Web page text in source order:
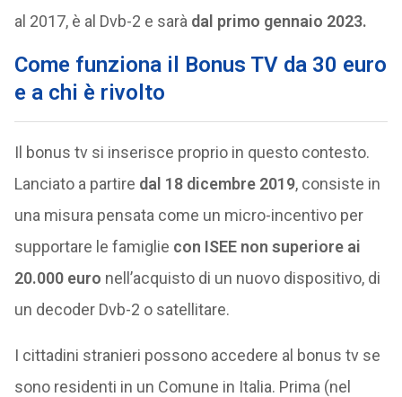
al 2017, è al Dvb-2 e sarà dal primo gennaio 2023.
Come funziona il Bonus TV da 30 euro
e a chi è rivolto
Il bonus tv si inserisce proprio in questo contesto.
Lanciato a partire dal 18 dicembre 2019, consiste in
una misura pensata come un micro-incentivo per
supportare le famiglie con ISEE non superiore ai
20.000 euro nell’acquisto di un nuovo dispositivo, di
un decoder Dvb-2 o satellitare.
I cittadini stranieri possono accedere al bonus tv se
sono residenti in un Comune in Italia. Prima (nel